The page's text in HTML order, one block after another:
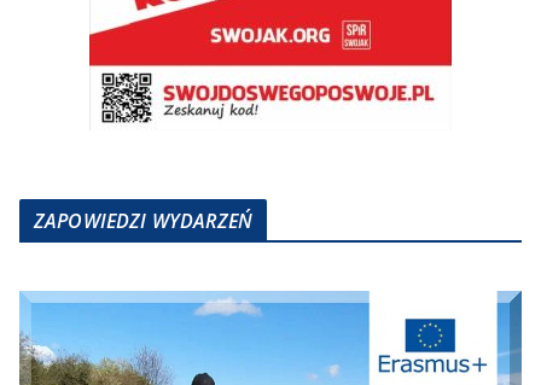
ZAPOWIEDZI WYDARZEŃ